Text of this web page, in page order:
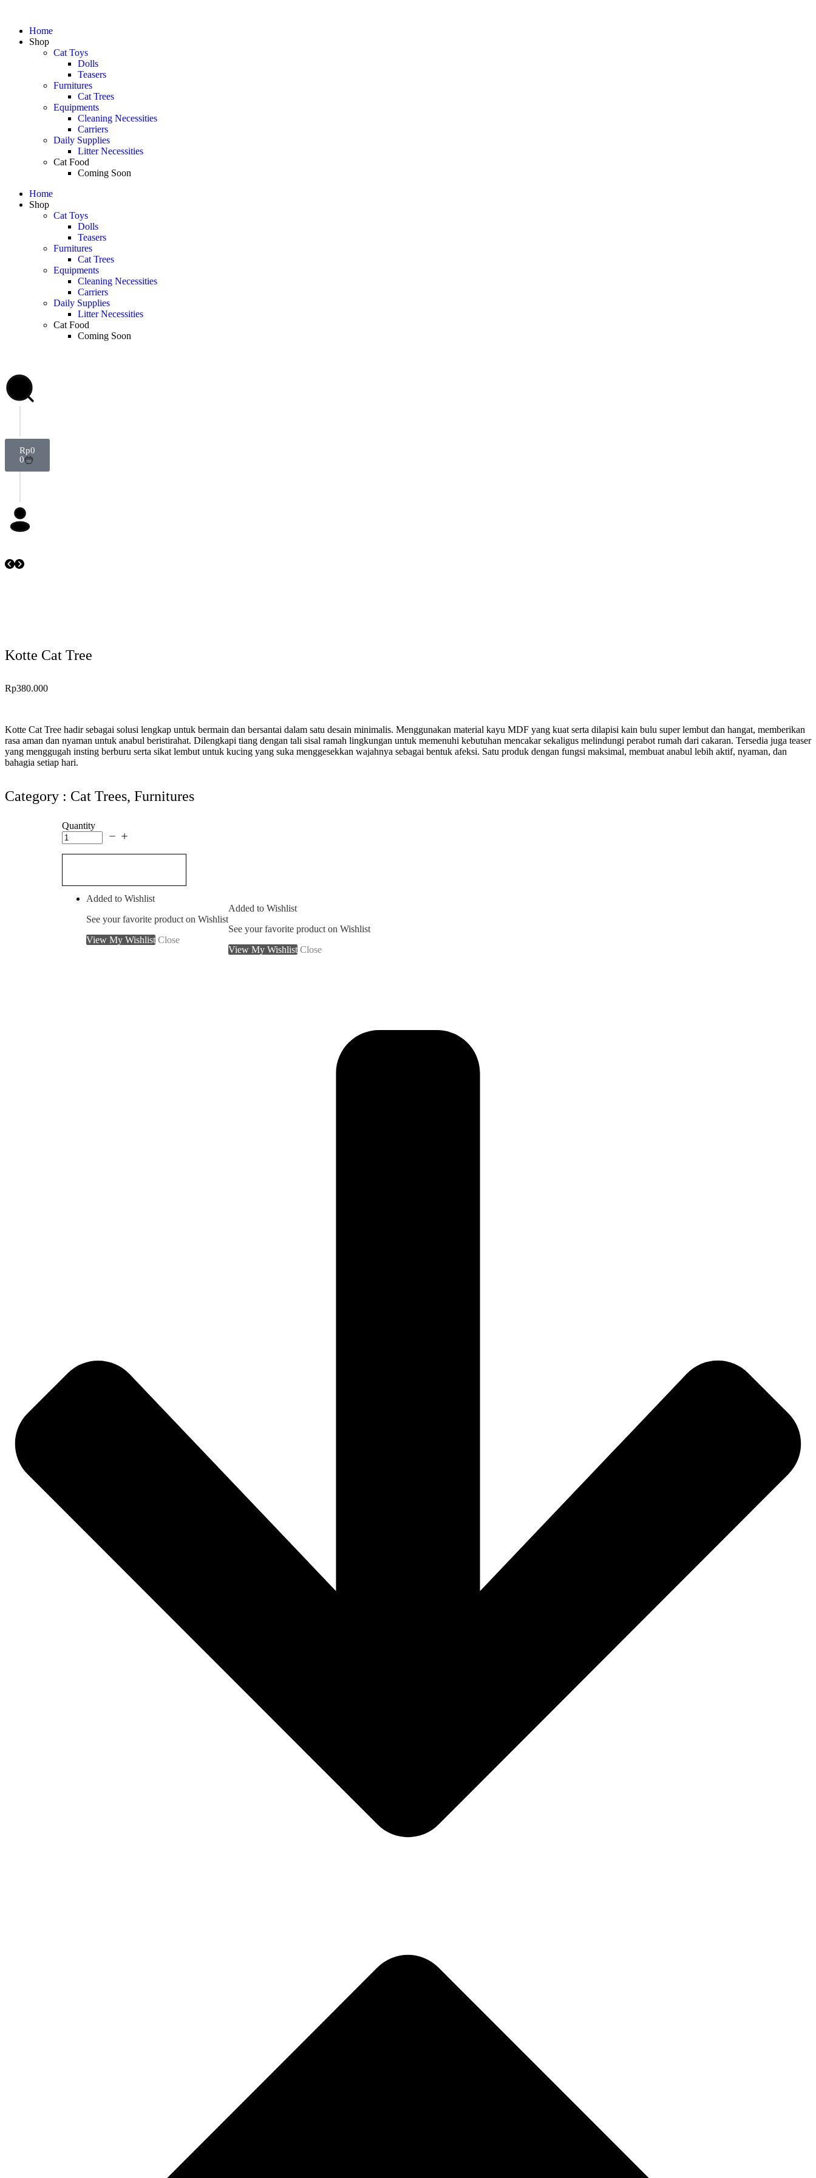
Home
Shop
Cat Toys
Dolls
Teasers
Furnitures
Cat Trees
Equipments
Cleaning Necessities
Carriers
Daily Supplies
Litter Necessities
Cat Food
Coming Soon
Home
Shop
Cat Toys
Dolls
Teasers
Furnitures
Cat Trees
Equipments
Cleaning Necessities
Carriers
Daily Supplies
Litter Necessities
Cat Food
Coming Soon
Rp0
0
Kotte Cat Tree
Rp380.000
Kotte Cat Tree hadir sebagai solusi lengkap untuk bermain dan bersantai dalam satu desain minimalis. Menggunakan material kayu MDF yang kuat serta dilapisi kain bulu super lembut dan hangat, memberikan
rasa aman dan nyaman untuk anabul beristirahat. Dilengkapi tiang dengan tali sisal ramah lingkungan untuk memenuhi kebutuhan mencakar sekaligus melindungi perabot rumah dari cakaran. Tersedia juga teaser
yang menggugah insting berburu serta sikat lembut untuk kucing yang suka menggesekkan wajahnya sebagai bentuk afeksi. Satu produk dengan fungsi maksimal, membuat anabul lebih aktif, nyaman, dan
bahagia setiap hari.
Category : Cat Trees, Furnitures
Quantity
Added to Wishlist
See your favorite product on Wishlist
View My Wishlist Close
Added to Wishlist
See your favorite product on Wishlist
View My Wishlist Close